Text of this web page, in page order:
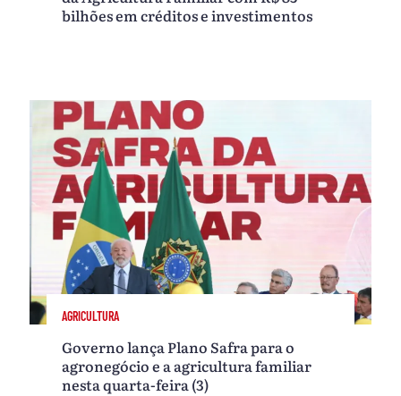
bilhões em créditos e investimentos
AGRICULTURA
Governo lança Plano Safra para o
agronegócio e a agricultura familiar
nesta quarta-feira (3)